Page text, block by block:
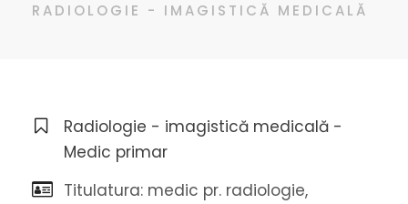
RADIOLOGIE - IMAGISTICĂ MEDICALĂ
Radiologie - imagistică medicală -
Medic primar
Titulatura: medic pr. radiologie,